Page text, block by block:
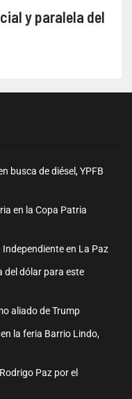
y paralela del
busca de diésel, YPFB
en la Copa Patria
en La Paz
del dólar para este
aliado de Trump
la feria Barrio Lindo,
Paz por el